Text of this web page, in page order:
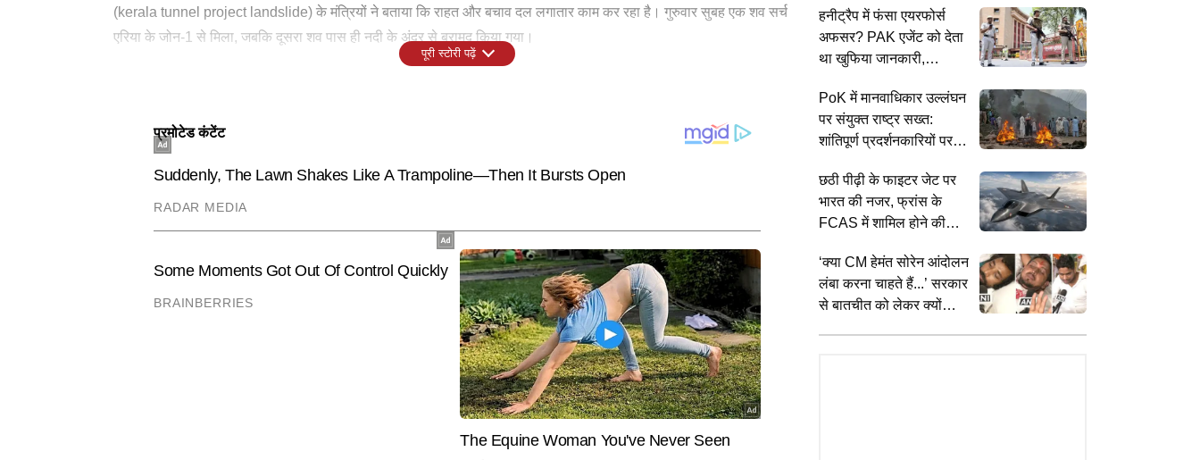
(kerala tunnel project landslide) के मंत्रियों ने बताया कि राहत और बचाव दल लगातार काम कर रहा है। गुरुवार सुबह एक शव सर्च
एरिया के जोन-1 से मिला, जबकि दूसरा शव पास ही नदी के अंदर से बरामद किया गया।
लापता बताए जा रहे हैं। प्रशासन के मुताबिक, शवों का पोस्टमॉर्टम वायथिरी तालुक अस्पताल में कराया जाएगा और इसके बाद उन्हें कोझिकोड
सरकारी मेडिकल कॉलेज अस्पताल में सुरक्षित रखा जाएगा ताकि उन्हें उनके घर भेजा जा सके।
स्थिर है। वहीं, तीन मजदूर अब भी आईसीयू में भर्ती हैं, जिनमें से दो की स्थिति काफी गंभीर बनी हुई है। सरकार की पहली प्राथमिकता लापता
लोगों को जल्द से जल्द ढूंढने की है।
लेटेस्ट न्यूज
VIRAL
एनिमल फैट से ग्रेफाइट तक, चीन में कुछ
ऐसे सजती थीं महिलाएं; ये ब्यूटी सीक्रेट्स
CITIES
Delhi Weather Today: दिल्ली-NCR में
आफत बनी रिकॉर्डतोड़ बारिश, आज भी
IMD का आया अलर्ट; जानें कैसा रहेगा
मौसम
SPORTS
नीरज चोपड़ा के बाद आशीष यादव ने रचा
इतिहास, 10 साल बाद वर्ल्ड U20
पूरी स्टोरी पढ़ें
हनीट्रैप में फंसा एयरफोर्स
अफसर? PAK एजेंट को देता
था खुफिया जानकारी,
PoK में मानवाधिकार उल्लंघन
पर संयुक्त राष्ट्र सख्त:
शांतिपूर्ण प्रदर्शनकारियों पर
की मांग
छठी पीढ़ी के फाइटर जेट पर
भारत की नजर, फ्रांस के
FCAS में शामिल होने की
‘क्या CM हेमंत सोरेन आंदोलन
लंबा करना चाहते हैं...’ सरकार
से बातचीत को लेकर क्यों